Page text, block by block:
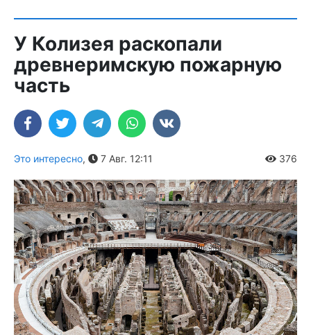
У Колизея раскопали
древнеримскую пожарную
часть
Это интересно, 7 Авг. 12:11 376